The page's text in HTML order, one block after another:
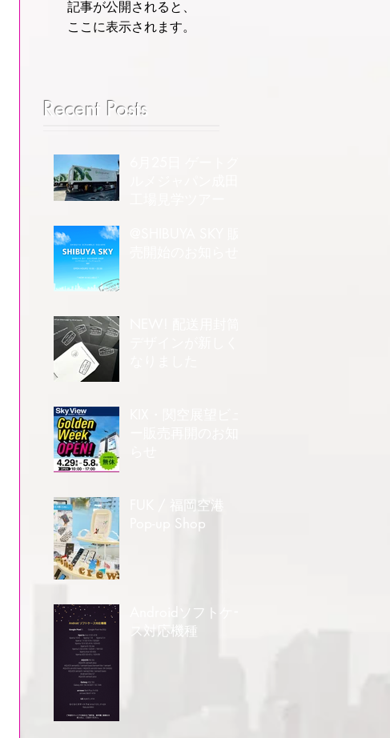
記事が公開されると、
ここに表示されます。
Recent Posts
FUK / 福岡空港
Pop-up Shop
Androidソフトケー
ス対応機種